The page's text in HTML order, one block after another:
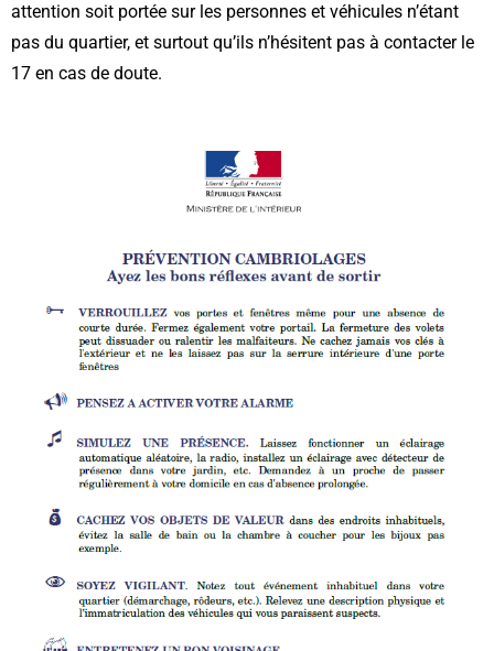
attention soit portée sur les personnes et véhicules n’étant
pas du quartier, et surtout qu’ils n’hésitent pas à contacter le
17 en cas de doute.